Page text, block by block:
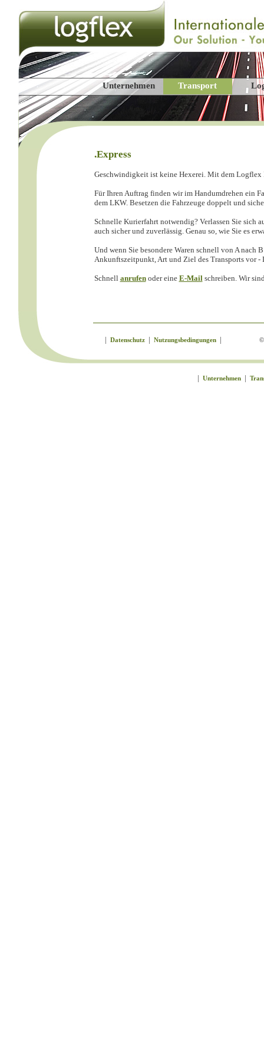
Unternehmen Transport
.Express
Geschwindigkeit ist keine Hexerei. Mit dem Logflex
Für Ihren Auftrag finden wir im Handumdrehen ein
dem LKW. Besetzen die Fahrzeuge doppelt und
Schnelle Kurierfahrt notwendig? Verlassen Sie sich
auch sicher und zuverlässig. Genau so, wie Sie es
Und wenn Sie besondere Waren schnell von A nach
Ankunftszeitpunkt, Art und Ziel des Transports vor
Schnell anrufenoder eine E-Mailschreiben. Wir
| Datenschutz | Nutzungsbedingungen | ©
| Unternehmen |